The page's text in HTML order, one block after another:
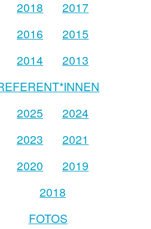
2018
2017
2016
2015
2014
2013
2025
2024
2023
2021
2020
2019
2018
FOTOS